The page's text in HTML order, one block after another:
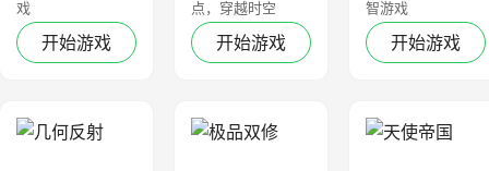
戏
开始游戏
点，穿越时空
开始游戏
智游戏
开始游戏